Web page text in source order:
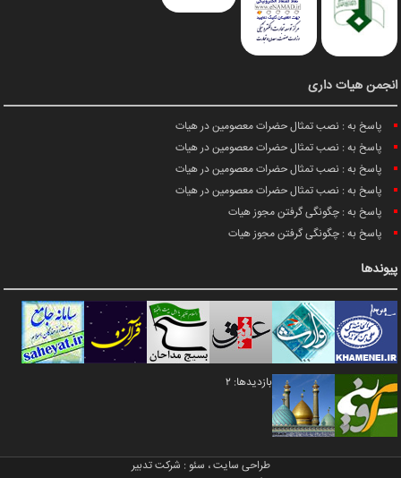
انجمن هیات داری
پاسخ به : نصب تمثال حضرات معصومین در هیات
پاسخ به : نصب تمثال حضرات معصومین در هیات
پاسخ به : نصب تمثال حضرات معصومین در هیات
پاسخ به : نصب تمثال حضرات معصومین در هیات
پاسخ به : چگونگی گرفتن مجوز هیات
پاسخ به : چگونگی گرفتن مجوز هیات
پیوندها
بازدیدها: 2
طراحی سایت، سئو : شرکت تدبیر